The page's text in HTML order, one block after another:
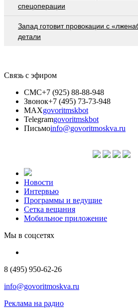
спецоперации
Запад готовит провокации с
детали
Связь с эфиром
СМС+7 (925) 88-88-948
Звонок+7 (495) 73-73-948
MAXgovoritmskbot
Telegramgovoritmskbot
Письмоinfo@govoritmoskva.ru
Новости
Интервью
Программы и ведущие
Сетка вещания
Мобильное приложение
Мы в соцсетях
8 (495) 950-62-26
info@govoritmoskva.ru
Реклама на радио